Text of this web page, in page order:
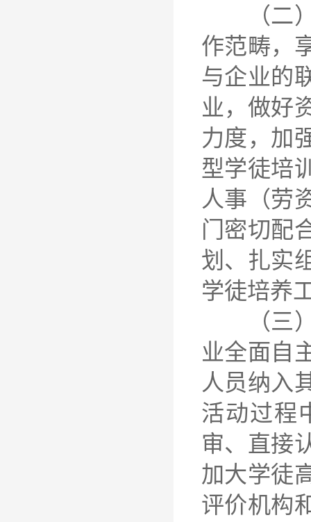
（二）
作范畴，
与企业的
业，做好
力度，加
型学徒培
人事（劳
门密切配
划、扎实
学徒培养
（三）
业全面自
人员纳入
活动过程
审、直接
加大学徒
评价机构